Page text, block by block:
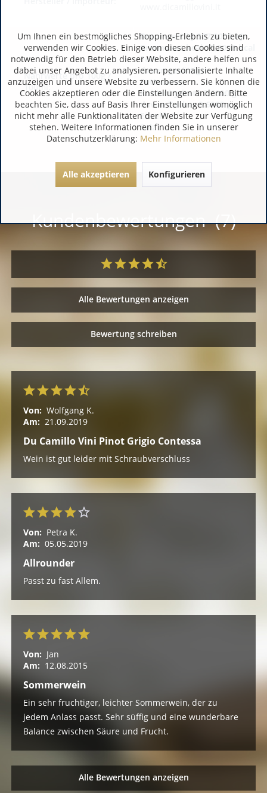
Nährwerte pro 100g /
100ml:
Brennwert kJ 307,0000 kJ
Brennwert kcal 73,0000 kcal
Fett
davon gesättigte
Fettsäuren
Kohlenhydrate 0,6000 g
davon Zucker 0,6000 g
Eiweiß_1
Salz
Kundenbewertungen (7)
Alle Bewertungen anzeigen
Bewertung schreiben
Von: Wolfgang K.
Am: 21.09.2019
Du Camillo Vini Pinot Grigio Contessa
Wein ist gut leider mit Schraubverschluss
Von: Petra K.
Am: 05.05.2019
Allrounder
Passt zu fast Allem.
Von: Jan
Am: 12.08.2015
Sommerwein
Ein sehr fruchtiger, leichter Sommerwein, der zu
jedem Anlass passt. Sehr süffig und eine wunderbare
Balance zwischen Säure und Frucht.
Alle Bewertungen anzeigen
Um Ihnen ein bestmögliches Shopping-Erlebnis zu bieten,
verwenden wir Cookies. Einige von diesen Cookies sind
notwendig für den Betrieb dieser Website, andere helfen uns
dabei unser Angebot zu analysieren, personalisierte Inhalte
anzuzeigen und unsere Website zu verbessern. Sie können die
Cookies akzeptieren oder die Einstellungen ändern. Bitte
beachten Sie, dass auf Basis Ihrer Einstellungen womöglich
nicht mehr alle Funktionalitäten der Website zur Verfügung
stehen. Weitere Informationen finden Sie in unserer
Datenschutzerklärung: Mehr Informationen
Alle akzeptieren Konfigurieren